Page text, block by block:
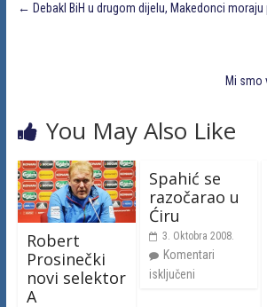
← Debakl BiH u drugom dijelu, Makedonci moraju
Mi smo
You May Also Like
Robert
Prosinečki
novi selektor
A
Spahić se
razočarao u
Ćiru
3. Oktobra 2008.
Komentari
isključeni